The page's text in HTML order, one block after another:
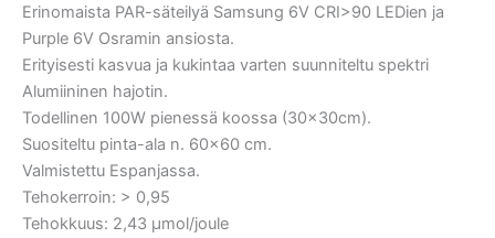
Erinomaista PAR-säteilyä Samsung 6V CRI>90 LEDien ja
Purple 6V Osramin ansiosta.
Erityisesti kasvua ja kukintaa varten suunniteltu spektri
Alumiininen hajotin.
Todellinen 100W pienessä koossa (30x30cm).
Suositeltu pinta-ala n. 60×60 cm.
Valmistettu Espanjassa.
Tehokerroin: > 0,95
Tehokkuus: 2,43 μmol/joule